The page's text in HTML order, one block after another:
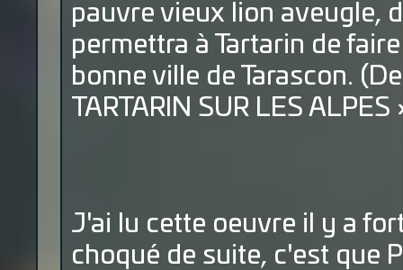
pauvre vieux lion aveugle,
permettra à Tartarin de
bonne ville de Tarascon.
TARTARIN SUR LES
J'ai lu cette oeuvre il y a
choqué de suite, c'est que